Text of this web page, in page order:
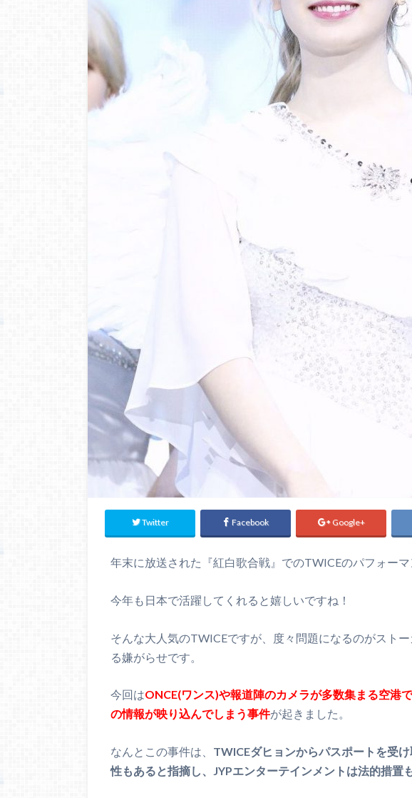
Twitter Facebook Google+
年末に放送された『紅白歌合戦』でのTWICEのパフォー
今年も日本で活躍してくれると嬉しいですね！
そんな大人気のTWICEですが、度々問題になるのがスト
る嫌がらせです。
今回はONCE(ワンス)や報道陣のカメラが多数集まる空港
の情報が映り込んでしまう事件が起きました。
なんとこの事件は、 TWICEダヒョンからパスポートを受
性もあると指摘し、JYPエンターテインメントは法的措置